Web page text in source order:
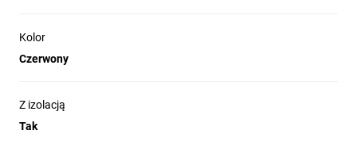
Kolor
Czerwony
Z izolacją
Tak